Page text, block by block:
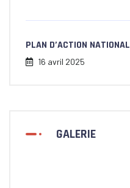
PLAN D’ACTION NATIONAL
16 avril 2025
GALERIE